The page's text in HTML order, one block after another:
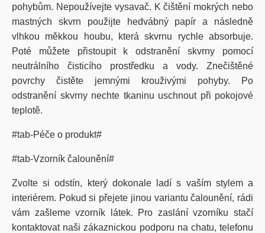
pohybům. Nepoužívejte vysavač. K čištění mokrých nebo
mastných skvrn použijte hedvábný papír a následně
vlhkou měkkou houbu, která skvrnu rychle absorbuje.
Poté můžete přistoupit k odstranění skvrny pomocí
neutrálního čisticího prostředku a vody. Znečištěné
povrchy čistěte jemnými krouživými pohyby. Po
odstranění skvrny nechte tkaninu uschnout při pokojové
teplotě.
#tab-Péče o produkt#
#tab-Vzorník čalounění#
Zvolte si odstín, který dokonale ladí s vaším stylem a
interiérem. Pokud si přejete jinou variantu čalounění, rádi
vám zašleme vzorník látek. Pro zaslání vzorníku stačí
kontaktovat naši zákaznickou podporu na chatu, telefonu